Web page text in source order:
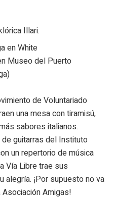
Illari.
en White
Museo del Puerto
de Voluntariado
una mesa con tiramisú,
sabores italianos.
guitarras del Instituto
un repertorio de música
Vía Libre trae sus
alegría. ¡Por supuesto no va
Amigas!